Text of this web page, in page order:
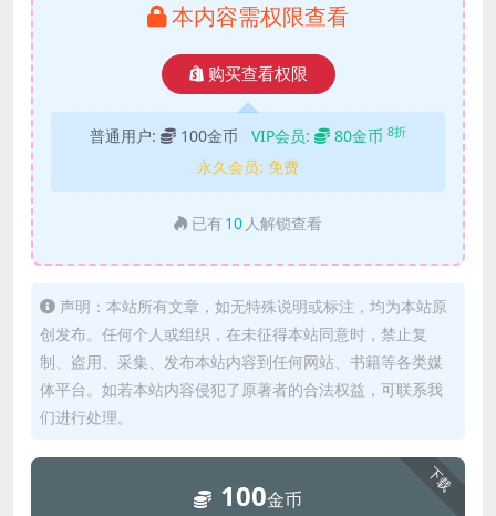
本内容需权限查看
购买查看权限
普通用户: 100金币 VIP会员: 80金币 8折
永久会员: 免费
已有 10 人解锁查看
声明：本站所有文章，如无特殊说明或标注，均为本站原
创发布。任何个人或组织，在未征得本站同意时，禁止复
制、盗用、采集、发布本站内容到任何网站、书籍等各类媒
体平台。如若本站内容侵犯了原著者的合法权益，可联系我
们进行处理。
下载
100金币